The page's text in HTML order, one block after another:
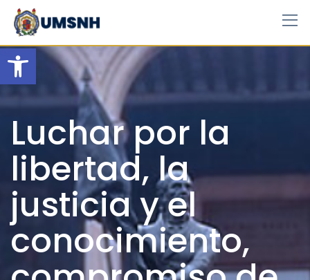
Open toolbar
Skip
content
Luchar por la
libertad, la
justicia y el
conocimiento,